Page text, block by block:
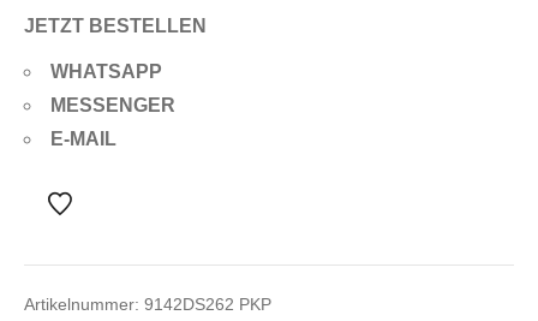
JETZT BESTELLEN
WHATSAPP
MESSENGER
E-MAIL
Artikelnummer: 9142DS262 PKP